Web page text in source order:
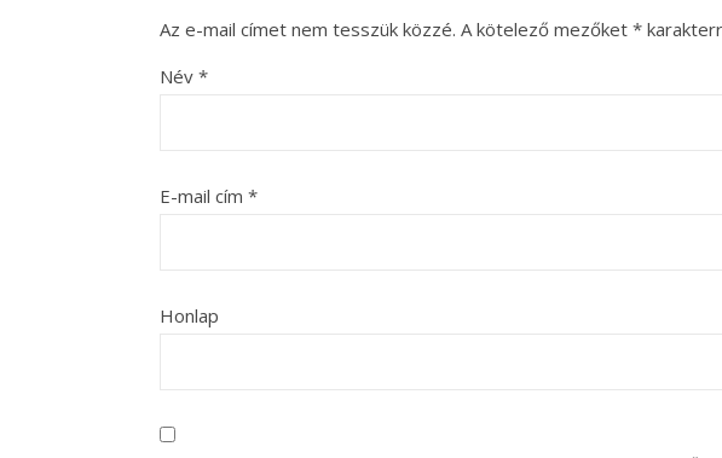
Az e-mail címet nem tesszük közzé. A kötelező mezőket *
Név *
E-mail cím *
Honlap